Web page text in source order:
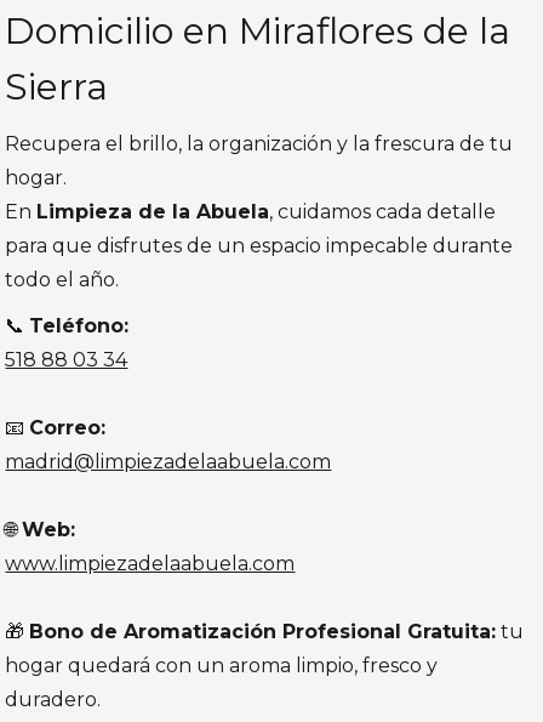
Domicilio en Miraflores de la
Sierra
Recupera el brillo, la organización y la frescura de tu
hogar.
En Limpieza de la Abuela, cuidamos cada detalle
para que disfrutes de un espacio impecable durante
todo el año.
📞 Teléfono:
518 88 03 34
📧 Correo:
madrid@limpiezadelaabuela.com
🌐Web:
www.limpiezadelaabuela.com
🎁 Bono de Aromatización Profesional Gratuita: tu
hogar quedará con un aroma limpio, fresco y
duradero.